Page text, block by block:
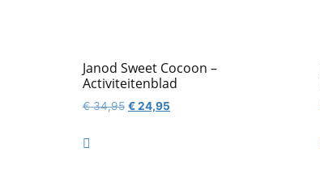
Janod Sweet Cocoon –
Activiteitenblad
€34,95 Oorspronkelijke
€24,95Huidige
